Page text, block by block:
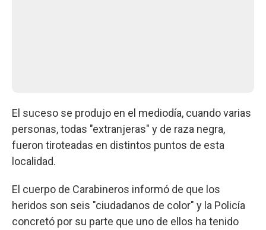
El suceso se produjo en el mediodía, cuando varias
personas, todas "extranjeras" y de raza negra,
fueron tiroteadas en distintos puntos de esta
localidad.
El cuerpo de Carabineros informó de que los
heridos son seis "ciudadanos de color" y la Policía
concretó por su parte que uno de ellos ha tenido